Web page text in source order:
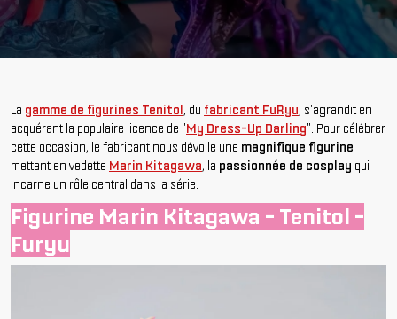
La gamme de figurines Tenitol, du fabricant FuRyu, s'agrandit en
acquérant la populaire licence de "My Dress-Up Darling". Pour célébrer
cette occasion, le fabricant nous dévoile une magnifique figurine
mettant en vedette Marin Kitagawa, la passionnée de cosplay qui
incarne un rôle central dans la série.
Figurine Marin Kitagawa - Tenitol -
Furyu